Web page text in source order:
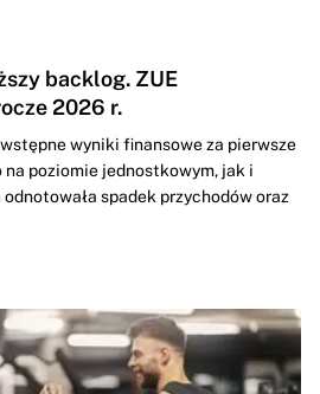
backlog. ZUE
2026 r.
wyniki finansowe za pierwsze
na poziomie jednostkowym, jak i
spadek przychodów oraz